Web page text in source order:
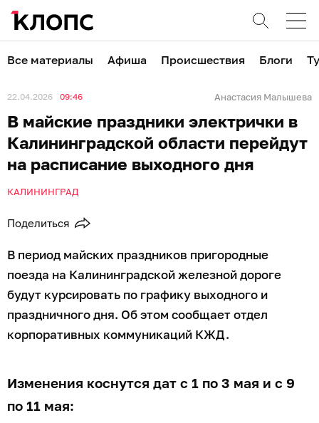
Все материалы Афиша Происшествия Блоги
22.04.2026 09:46 Анастасия Малышева
В майские праздники электрички в
Калининградской области перейдут
на расписание выходного дня
КАЛИНИНГРАД
Поделиться
В период майских праздников пригородные
поезда на Калининградской железной дороге
будут курсировать по графику выходного и
праздничного дня. Об этом сообщает отдел
корпоративных коммуникаций КЖД.
Изменения коснутся дат с 1 по 3 мая и с 9
по 11 мая: